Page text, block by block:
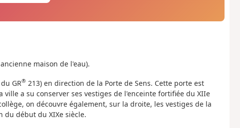
maison de l'eau).
GR®213) en direction de la Porte de Sens. Cette porte est
a su conserver ses vestiges de l'enceinte fortifiée du XIIe
on découvre également, sur la droite, les vestiges de la
début du XIXe siècle.